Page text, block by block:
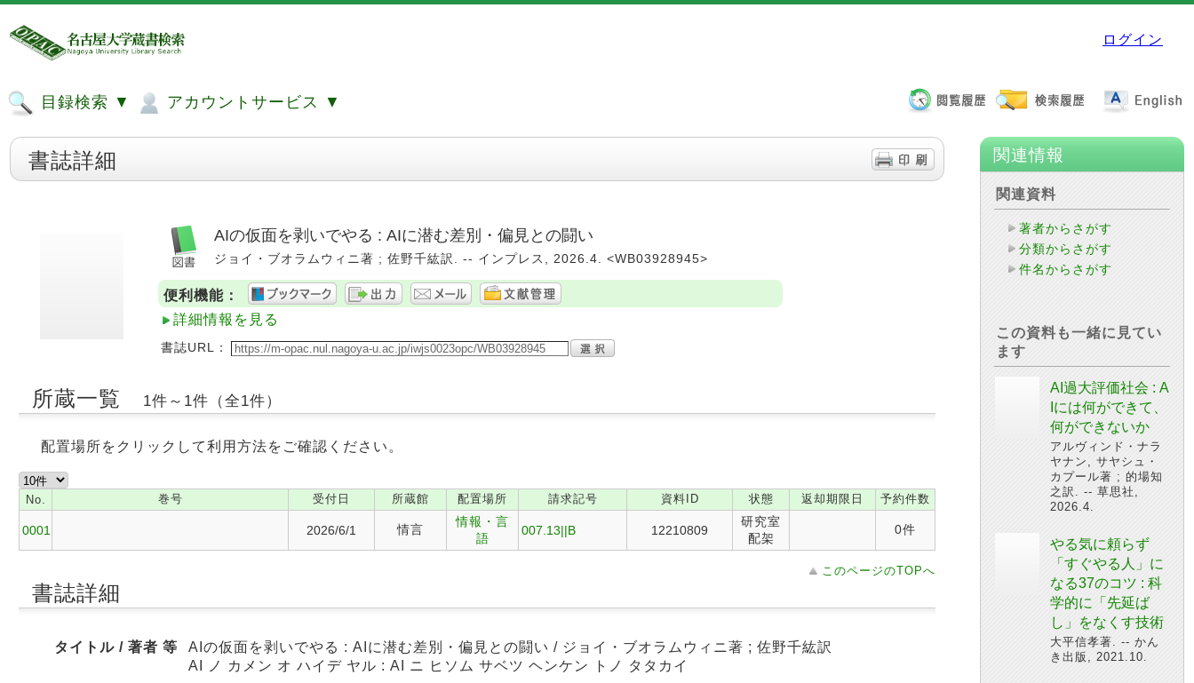
ログイン
目録検索 ▼ アカウントサービス ▼
書誌詳細
AIの仮面を剥いでやる : AIに潜む差別・偏見との闘い
ジョイ・ブオラムウィニ著 ; 佐野千紘訳. -- インプレス, 2026.4. <WB03928945>
便利機能：
詳細情報を見る
書誌URL：
所蔵一覧 1件～1件（全1件）
配置場所をクリックして利用方法をご確認ください。
No. 巻号 受付日 所蔵館 配置場所 請求記号 資料ID 状態 返却期限日 予約件数
0001 2026/6/1 情言
情報・言
語
007.13||B 12210809
研究室
配架
0件
このページのTOPへ
書誌詳細
タイトル / 著者 等
AIの仮面を剥いでやる : AIに潜む差別・偏見との闘い / ジョイ・ブオラムウィニ著 ; 佐野千紘訳
AI ノ カメン オ ハイデ ヤル : AI ニ ヒソム サベツ ヘンケン トノ タタカイ
関連情報
関連資料
著者からさがす
分類からさがす
件名からさがす
この資料も一緒に見てい
ます
AI過大評価社会 : A
Iには何ができて、
何ができないか
アルヴィンド・ナラ
ヤナン, サヤシュ・
カプール著 ; 的場知
之訳. -- 草思社,
2026.4.
やる気に頼らず
「すぐやる人」に
なる37のコツ : 科
学的に「先延ば
し」をなくす技術
大平信孝著. -- かん
き出版, 2021.10.